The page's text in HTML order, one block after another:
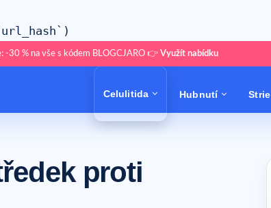
-30 % na vše s kódem BLOGCJARO 👉 Využít nabídku
Celulitida Hubnutí Strie
proti